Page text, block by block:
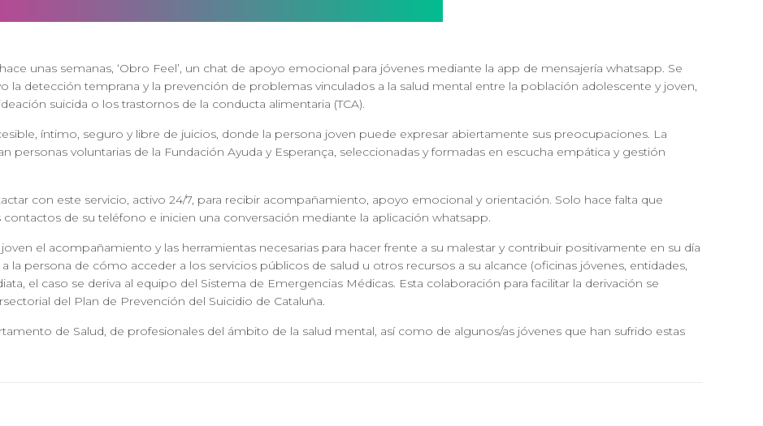
unas semanas, ‘Obro Feel’, un chat de apoyo emocional para jóvenes mediante la app de mensajería whatsapp. Se
detección temprana y la prevención de problemas vinculados a la salud mental entre la población adolescente y joven,
suicida o los trastornos de la conducta alimentaria (TCA).
íntimo, seguro y libre de juicios, donde la persona joven puede expresar abiertamente sus preocupaciones. La
personas voluntarias de la Fundación Ayuda y Esperança, seleccionadas y formadas en escucha empática y gestión
con este servicio, activo 24/7, para recibir acompañamiento, apoyo emocional y orientación. Solo hace falta que
de su teléfono e inicien una conversación mediante la aplicación whatsapp.
joven el acompañamiento y las herramientas necesarias para hacer frente a su malestar y contribuir positivamente en su día
la persona de cómo acceder a los servicios públicos de salud u otros recursos a su alcance (oficinas jóvenes, entidades,
el caso se deriva al equipo del Sistema de Emergencias Médicas. Esta colaboración para facilitar la derivación se
del Plan de Prevención del Suicidio de Cataluña.
de Salud, de profesionales del ámbito de la salud mental, así como de algunos/as jóvenes que han sufrido estas